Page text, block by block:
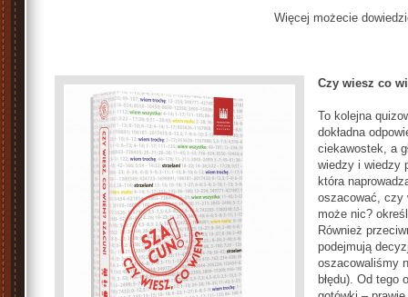
Więcej możecie
Czy wiesz co
To kolejna
dokładna
ciekawostek, a
wiedzy i wiedzy
która
oszacować, czy
może nic?
Również
podejmują
oszacowaliśmy
błędu). Od tego